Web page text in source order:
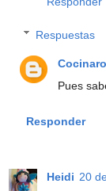
Respuestas
Pues
Responder
Heidi 20